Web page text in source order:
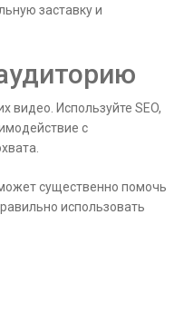
заставку и
видео. Используйте SEO,
с
существенно помочь
использовать